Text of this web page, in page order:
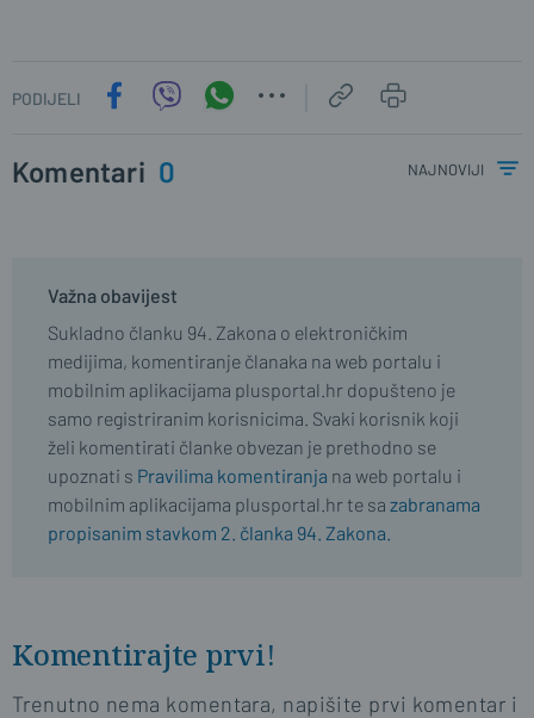
PODIJELI
Komentari 0 najnoviji
Važna obavijest
Sukladno članku 94. Zakona o elektroničkim
medijima, komentiranje članaka na web portalu i
mobilnim aplikacijama plusportal.hr dopušteno je
samo registriranim korisnicima. Svaki korisnik koji
želi komentirati članke obvezan je prethodno se
upoznati s Pravilima komentiranja na web portalu i
mobilnim aplikacijama plusportal.hr te sa zabranama
propisanim stavkom 2. članka 94. Zakona.
Komentirajte prvi!
Trenutno nema komentara, napišite prvi komentar i